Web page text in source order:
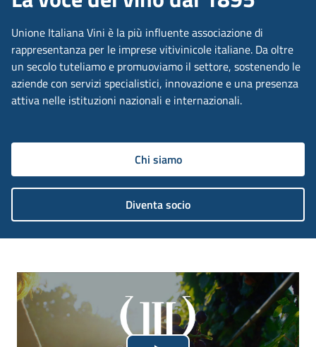
Unione Italiana Vini è la più influente associazione di
rappresentanza per le imprese vitivinicole italiane. Da oltre
un secolo tuteliamo e promuoviamo il settore, sostenendo le
aziende con servizi specialistici, innovazione e una presenza
attiva nelle istituzioni nazionali e internazionali.
Chi siamo
Diventa socio